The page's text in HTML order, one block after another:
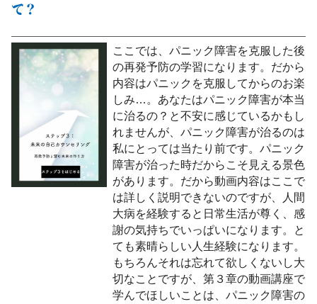
て？
ここでは、パニック障害を克服した後
の再発予防の学習になります。だから
内容はパニックを克服してからのお楽
しみ…。あなたはパニック障害が本当
に治るの？と不安に感じているかもし
れませんが、パニック障害が治るのは
私にとっては当たり前です。パニック
障害が治った時だからこそ見える景色
があります。だから動画内容はここで
は詳しく説明できないのですが、人間
大病を経験すると日常生活が尊く、感
謝の気持ちでいっぱいになります。と
ても素晴らしい人生経験になります。
もちろんそれは忘れて欲しくないし大
切なことですが、第３章の動画講座で
学んでほしいことは、パニック障害の